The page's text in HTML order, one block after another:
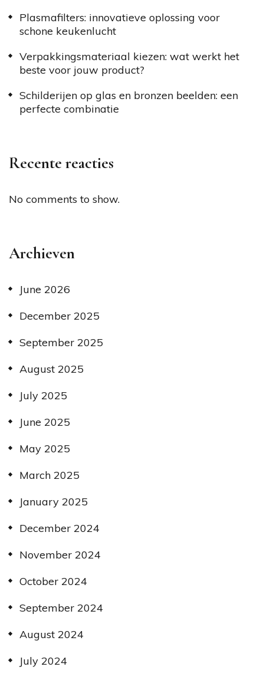
Plasmafilters: innovatieve oplossing voor
schone keukenlucht
Verpakkingsmateriaal kiezen: wat werkt het
beste voor jouw product?
Schilderijen op glas en bronzen beelden: een
perfecte combinatie
Recente reacties
No comments to show.
Archieven
June 2026
December 2025
September 2025
August 2025
July 2025
June 2025
May 2025
March 2025
January 2025
December 2024
November 2024
October 2024
September 2024
August 2024
July 2024